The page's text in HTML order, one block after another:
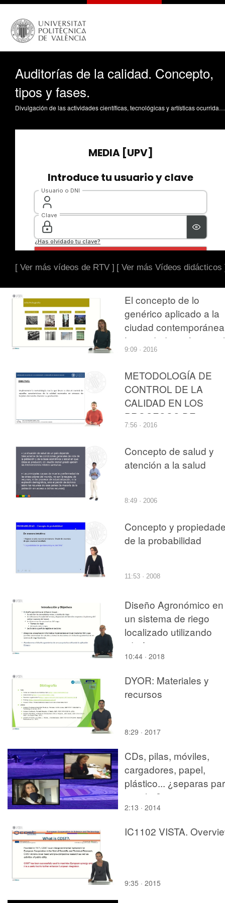
Auditorías de la calidad. Concepto,
tipos y fases.
Divulgación de las actividades científicas, tecnológicas y artísticas ocurridas en los tres campus de la UPV
[ Ver más vídeos de RTV ] [ Ver más Vídeos didácticos
El concepto de lo
genérico aplicado a la
ciudad
La ciudad genérica y el
espacio basura de
9:09 · 2016
METODOLOGÍA DE
CONTROL DE LA
CALIDAD EN LOS
PROCESOS DE
FABRICACIÓN DE
DECORADOS DE
HOJALATA
7:56 · 2016
Concepto de salud y
atención a la salud
8:49 · 2006
Concepto y
de la probabilidad
11:53 · 2008
Diseño Agronómico en
un sistema de riego
localizado utilizando
"disAgro"
10:44 · 2018
DYOR: Materiales y
recursos
8:29 · 2017
CDs, pilas, móviles,
cargadores, papel,
plástico... ¿separas
reciclar?
2:13 · 2014
IC1102 VISTA.
9:35 · 2015